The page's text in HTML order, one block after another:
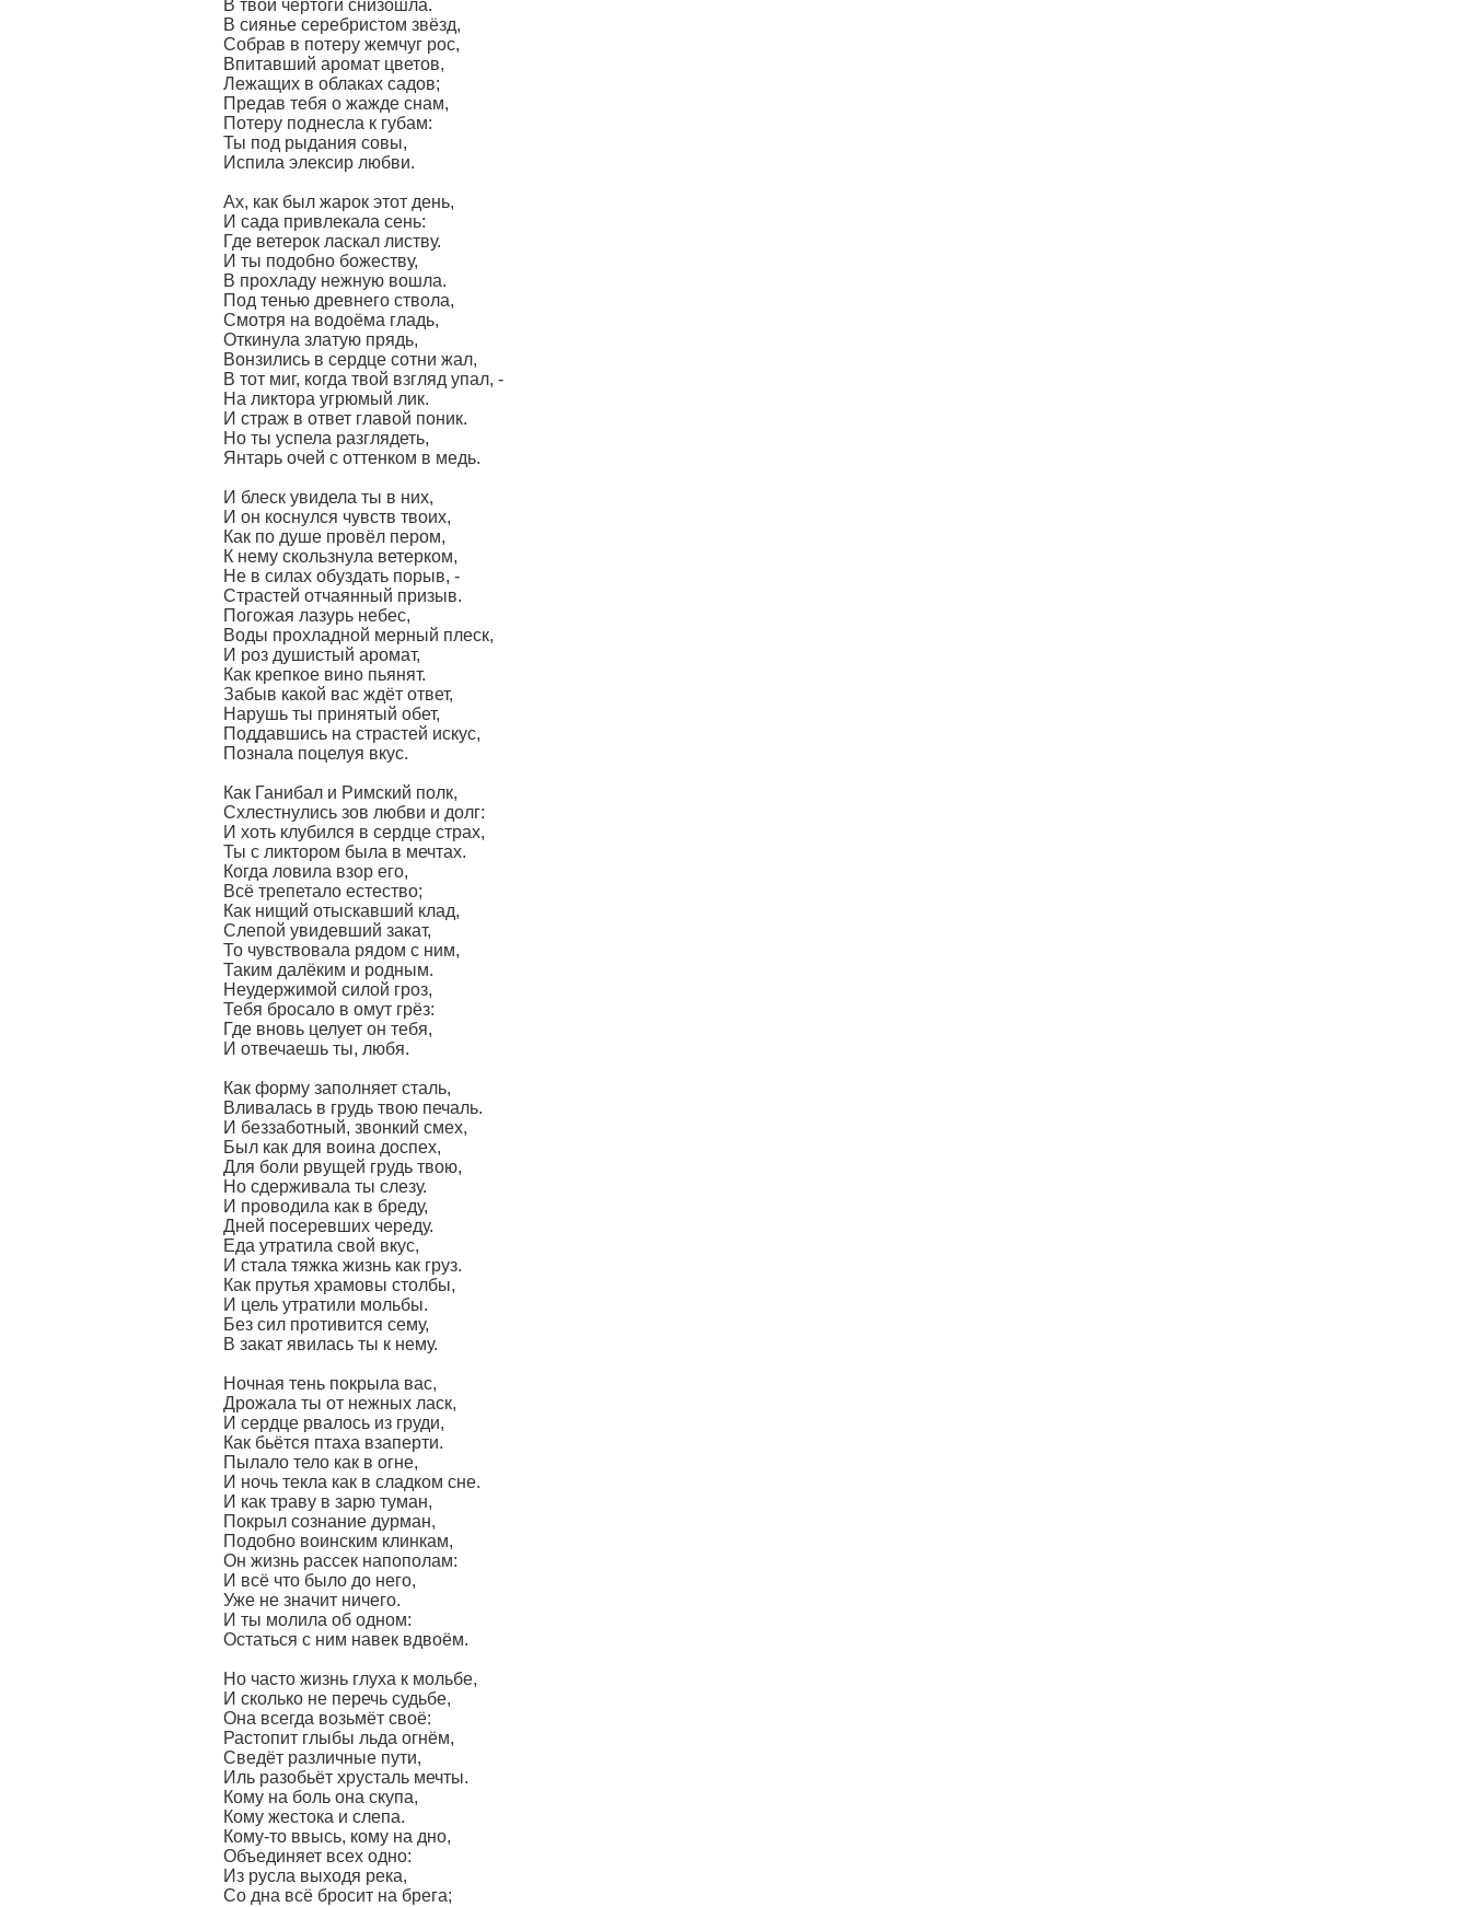
В твои чертоги снизошла.
В сиянье серебристом звёзд,
Собрав в потеру жемчуг рос,
Впитавший аромат цветов,
Лежащих в облаках садов;
Предав тебя о жажде снам,
Потеру поднесла к губам:
Ты под рыдания совы,
Испила элексир любви.
Ах, как был жарок этот день,
И сада привлекала сень:
Где ветерок ласкал листву.
И ты подобно божеству,
В прохладу нежную вошла.
Под тенью древнего ствола,
Смотря на водоёма гладь,
Откинула златую прядь,
Вонзились в сердце сотни жал,
В тот миг, когда твой взгляд упал, -
На ликтора угрюмый лик.
И страж в ответ главой поник.
Но ты успела разглядеть,
Янтарь очей с оттенком в медь.
И блеск увидела ты в них,
И он коснулся чувств твоих,
Как по душе провёл пером,
К нему скользнула ветерком,
Не в силах обуздать порыв, -
Страстей отчаянный призыв.
Погожая лазурь небес,
Воды прохладной мерный плеск,
И роз душистый аромат,
Как крепкое вино пьянят.
Забыв какой вас ждёт ответ,
Нарушь ты принятый обет,
Поддавшись на страстей искус,
Познала поцелуя вкус.
Как Ганибал и Римский полк,
Схлестнулись зов любви и долг:
И хоть клубился в сердце страх,
Ты с ликтором была в мечтах.
Когда ловила взор его,
Всё трепетало естество;
Как нищий отыскавший клад,
Слепой увидевший закат,
То чувствовала рядом с ним,
Таким далёким и родным.
Неудержимой силой гроз,
Тебя бросало в омут грёз:
Где вновь целует он тебя,
И отвечаешь ты, любя.
Как форму заполняет сталь,
Вливалась в грудь твою печаль.
И беззаботный, звонкий смех,
Был как для воина доспех,
Для боли рвущей грудь твою,
Но сдерживала ты слезу.
И проводила как в бреду,
Дней посеревших череду.
Еда утратила свой вкус,
И стала тяжка жизнь как груз.
Как прутья храмовы столбы,
И цель утратили мольбы.
Без сил противится сему,
В закат явилась ты к нему.
Ночная тень покрыла вас,
Дрожала ты от нежных ласк,
И сердце рвалось из груди,
Как бьётся птаха взаперти.
Пылало тело как в огне,
И ночь текла как в сладком сне.
И как траву в зарю туман,
Покрыл сознание дурман,
Подобно воинским клинкам,
Он жизнь рассек напополам:
И всё что было до него,
Уже не значит ничего.
И ты молила об одном:
Остаться с ним навек вдвоём.
Но часто жизнь глуха к мольбе,
И сколько не перечь судьбе,
Она всегда возьмёт своё:
Растопит глыбы льда огнём,
Сведёт различные пути,
Иль разобьёт хрусталь мечты.
Кому на боль она скупа,
Кому жестока и слепа.
Кому-то ввысь, кому на дно,
Объединяет всех одно:
Из русла выходя река,
Со дна всё бросит на брега;